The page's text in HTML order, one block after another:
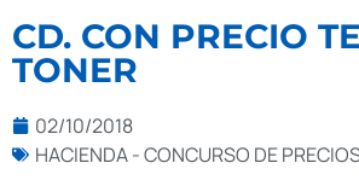
CD. CON PRECIO
TONER
02/10/2018
HACIENDA - CONCURSO DE